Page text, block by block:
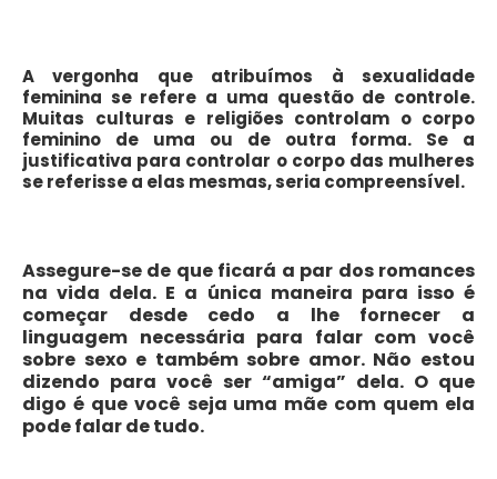
A vergonha que atribuímos à sexualidade
feminina se refere a uma questão de controle.
Muitas culturas e religiões controlam o corpo
feminino de uma ou de outra forma. Se a
justificativa para controlar o corpo das mulheres
se referisse a elas mesmas, seria compreensível.
Assegure-se de que ficará a par dos romances
na vida dela. E a única maneira para isso é
começar desde cedo a lhe fornecer a
linguagem necessária para falar com você
sobre sexo e também sobre amor. Não estou
dizendo para você ser “amiga” dela. O que
digo é que você seja uma mãe com quem ela
pode falar de tudo.